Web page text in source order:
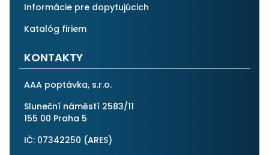
Informácie pre dopytujúcich
Katalóg firiem
KONTAKTY
AAA poptávka, s.r.o.
Sluneční náměstí 2583/11
155 00 Praha 5
IČ: 07342250 (ARES)